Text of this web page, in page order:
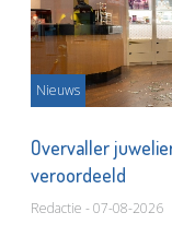
Nieuws
Overvaller
veroordeeld
Redactie - 07-08-2026